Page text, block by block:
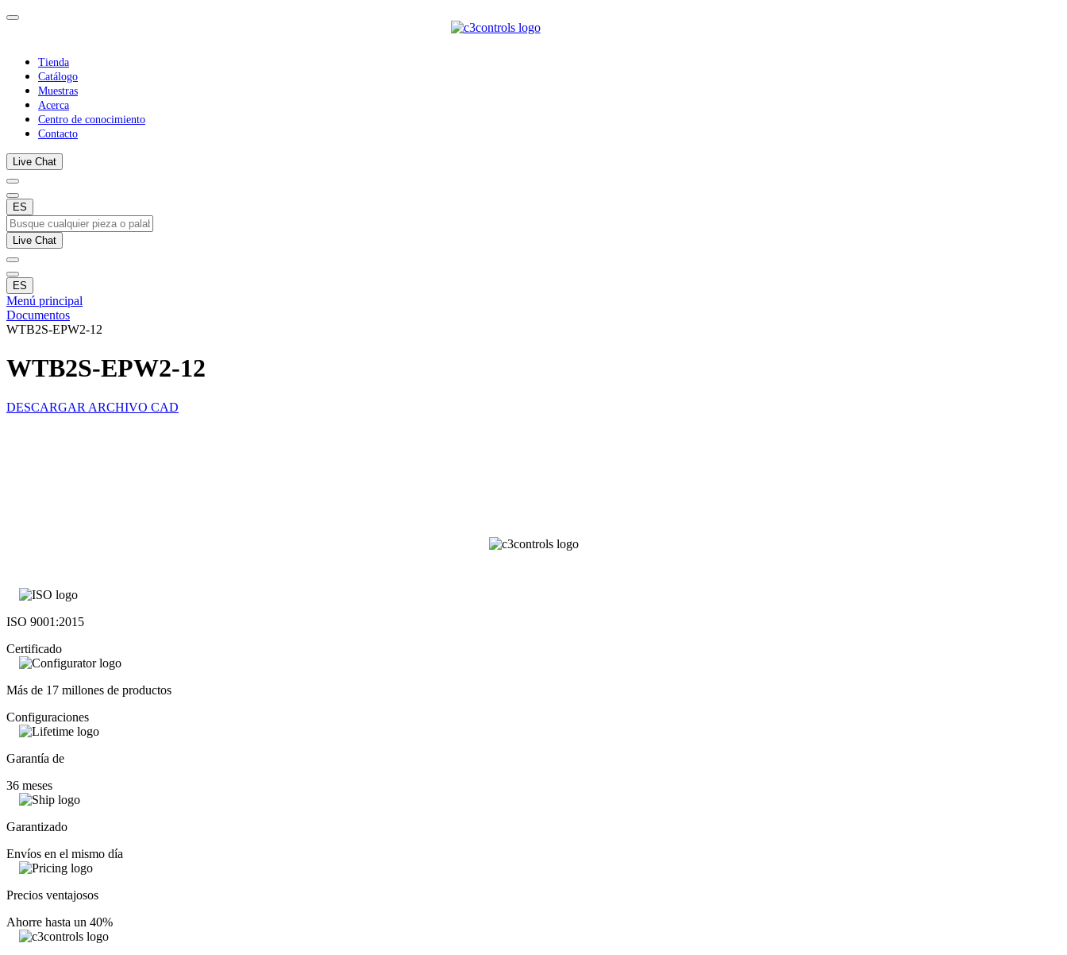
Tienda
Catálogo
Muestras
Acerca
Centro de conocimiento
Contacto
Live Chat
ES
Live Chat
ES
Menú principal
Documentos
WTB2S-EPW2-12
WTB2S-EPW2-12
DESCARGAR ARCHIVO CAD
ISO 9001:2015
Certificado
Más de 17 millones de productos
Configuraciones
Garantía de
36 meses
Garantizado
Envíos en el mismo día
Precios ventajosos
Ahorre hasta un 40%